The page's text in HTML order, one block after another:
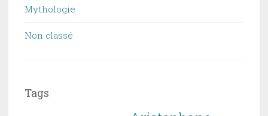
Mythologie
Non classé
Tags